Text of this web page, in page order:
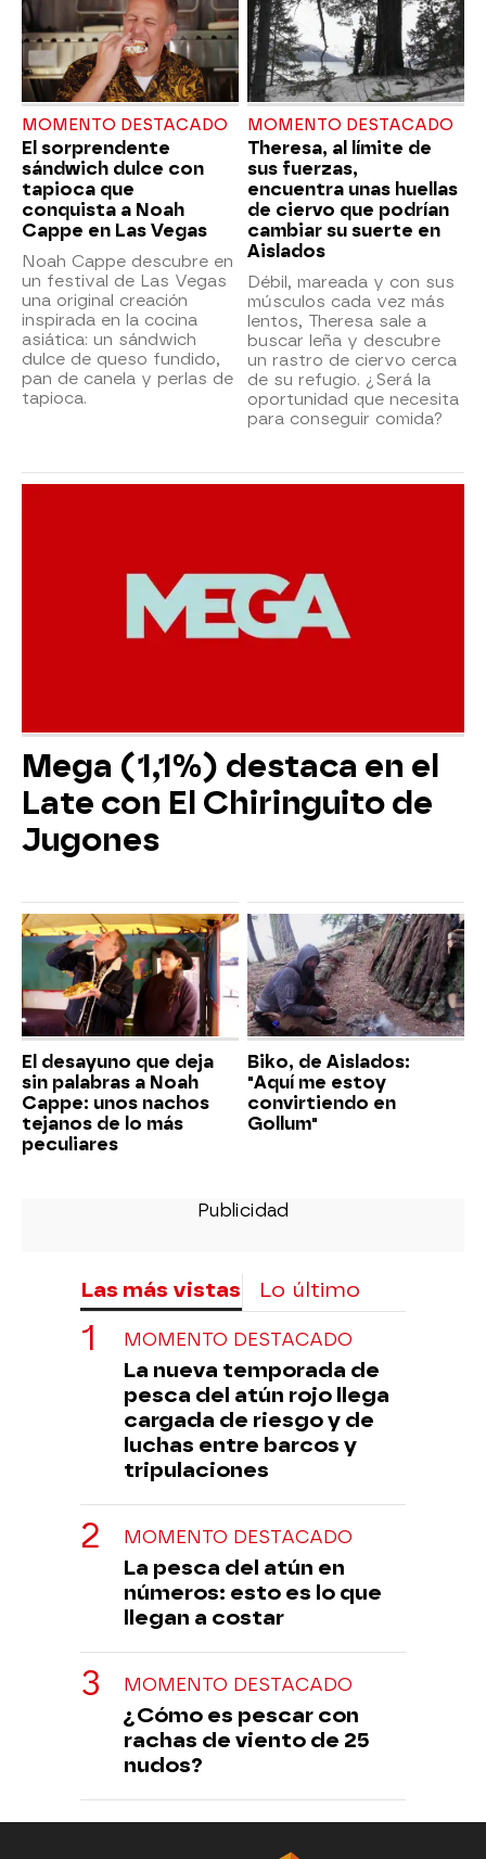
MOMENTO DESTACADO
El sorprendente
sándwich dulce con
tapioca que
conquista a Noah
Cappe en Las Vegas
Noah Cappe descubre en
un festival de Las Vegas
una original creación
inspirada en la cocina
asiática: un sándwich
dulce de queso fundido,
pan de canela y perlas de
tapioca.
MOMENTO DESTACADO
Theresa, al límite de
sus fuerzas,
encuentra unas huellas
de ciervo que podrían
cambiar su suerte en
Aislados
Débil, mareada y con sus
músculos cada vez más
lentos, Theresa sale a
buscar leña y descubre
un rastro de ciervo cerca
de su refugio. ¿Será la
oportunidad que necesita
para conseguir comida?
Mega (1,1%) destaca en el
Late con El Chiringuito de
Jugones
El desayuno que deja
sin palabras a Noah
Cappe: unos nachos
tejanos de lo más
peculiares
Biko, de Aislados:
"Aquí me estoy
convirtiendo en
Gollum"
Las más vistas Lo último
MOMENTO DESTACADO
La nueva temporada de
pesca del atún rojo llega
cargada de riesgo y de
luchas entre barcos y
tripulaciones
MOMENTO DESTACADO
La pesca del atún en
números: esto es lo que
llegan a costar
MOMENTO DESTACADO
¿Cómo es pescar con
rachas de viento de 25
nudos?